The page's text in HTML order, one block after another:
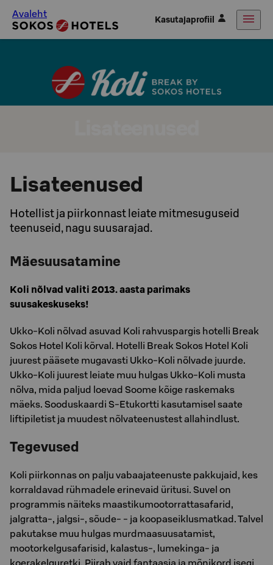
Avaleht Kasutajaprofiil
Lisateenused
Hotellist ja piirkonnast leiate mitmesuguseid
teenuseid, nagu suusarajad.
Mäesuusatamine
Koli nõlvad valiti 2013. aasta parimaks
suusakeskuseks!
Ukko-Koli nõlvad asuvad Koli rahvuspargis hotelli Break
Sokos Hotel Koli kõrval. Hotelli Break Sokos Hotel Koli
juurest pääsete mugavasti Ukko-Koli nõlvade juurde.
Ukko-Koli juurest leiate muu hulgas Ukko-Koli musta
nõlva, mida paljud loevad Soome kõige raskemaks
mäeks. Sooduskaardi S-Etukortti kasutamisel saate
liftipiletist ja muudest nõlvateenustest allahindlust.
Tegevused
Koli piirkonnas on palju vabaajateenuste pakkujaid, kes
korraldavad rühmadele erinevaid üritusi. Suvel on
programmis näiteks maastikumootorrattasafarid,
jalgratta-, jalgsi-, sõude- - ja koopaseiklusmatkad. Talvel
pakutakse muu hulgas murdmaasuusatamist,
mootorkelgusafarisid, kalastus-, lumekinga- ja
koerakelguretki. Piirab vaid fantaasia ja mõnikord isegi